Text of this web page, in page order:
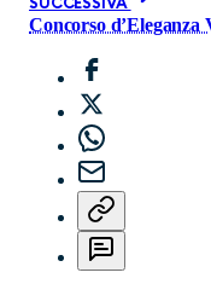
SUCCESSIVA
Concorso d’Eleganza